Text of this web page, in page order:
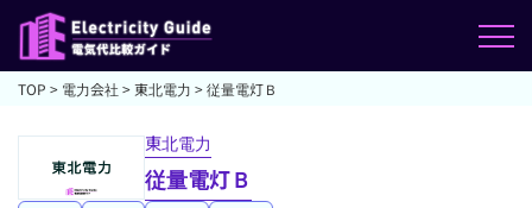
TOP > 電力会社 >東北電力 >従量電灯Ｂ
東北電力
従量電灯Ｂ